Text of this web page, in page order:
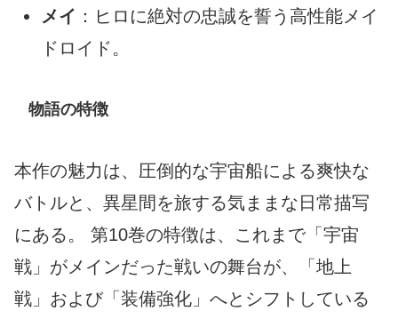
メイ ：ヒロに絶対の忠誠を誓う高性能メイ
ドロイド。
物語の特徴
本作の魅力は、圧倒的な宇宙船による爽快な
バトルと、異星間を旅する気ままな日常描写
にある。 第10巻の特徴は、これまで「宇宙
戦」がメインだった戦いの舞台が、「地上
戦」および「装備強化」へとシフトしている